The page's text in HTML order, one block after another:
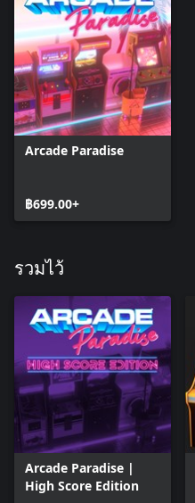
Arcade Paradise
฿699.00+
รวมไว้
Arcade Paradise |
High Score Edition